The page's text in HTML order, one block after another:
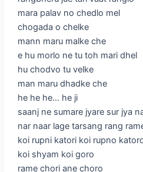
mara palav no chedlo mel
chogada o chelke
mann maru malke che
e hu morlo ne tu toh mari dhel
hu chodvo tu velke
man maru dhadke che
he he he… he ji
saanj ne sumare jyare sur jya
nar naar lage tarsang rang
koi rupni katori koi rupno
koi shyam koi goro
rame chori ane choro